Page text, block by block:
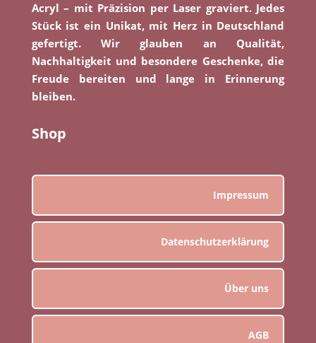
Acryl – mit Präzision per Laser graviert. Jedes
Stück ist ein Unikat, mit Herz in Deutschland
gefertigt. Wir glauben an Qualität,
Nachhaltigkeit und besondere Geschenke, die
Freude bereiten und lange in Erinnerung
bleiben.
Shop
Impressum
Datenschutzerklärung
Über uns
AGB